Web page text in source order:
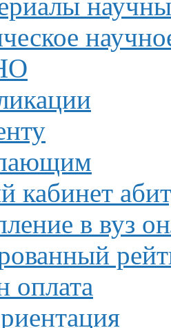
кабинет
в вуз
оплата